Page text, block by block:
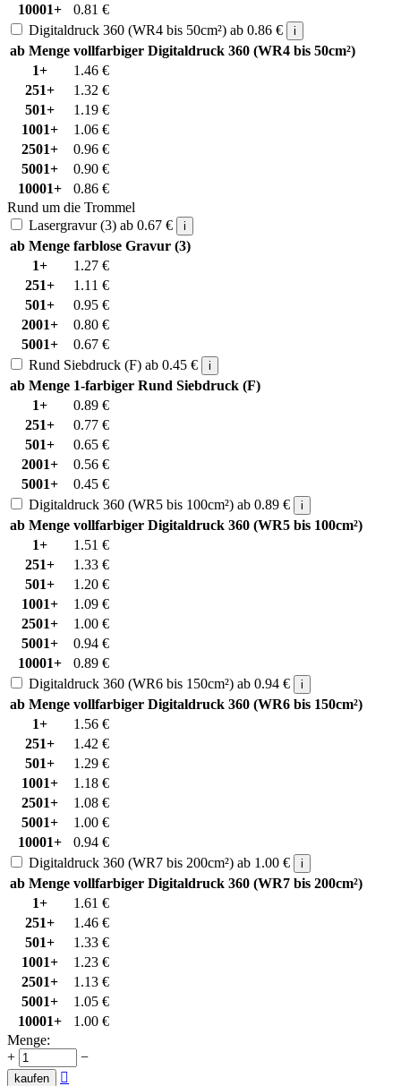
10001+
0.81 €
Digitaldruck 360 (WR4 bis 50cm²) ab 0.86 € i
ab Menge vollfarbiger Digitaldruck 360 (WR4 bis 50cm²)
1+
1.46 €
251+
1.32 €
501+
1.19 €
1001+
1.06 €
2501+
0.96 €
5001+
0.90 €
10001+
0.86 €
Rund um die Trommel
Lasergravur (3) ab 0.67 € i
ab Menge farblose Gravur (3)
1+
1.27 €
251+
1.11 €
501+
0.95 €
2001+
0.80 €
5001+
0.67 €
Rund Siebdruck (F) ab 0.45 € i
ab Menge 1-farbiger Rund Siebdruck (F)
1+
0.89 €
251+
0.77 €
501+
0.65 €
2001+
0.56 €
5001+
0.45 €
Digitaldruck 360 (WR5 bis 100cm²) ab 0.89 € i
ab Menge vollfarbiger Digitaldruck 360 (WR5 bis 100cm²)
1+
1.51 €
251+
1.33 €
501+
1.20 €
1001+
1.09 €
2501+
1.00 €
5001+
0.94 €
10001+
0.89 €
Digitaldruck 360 (WR6 bis 150cm²) ab 0.94 € i
ab Menge vollfarbiger Digitaldruck 360 (WR6 bis 150cm²)
1+
1.56 €
251+
1.42 €
501+
1.29 €
1001+
1.18 €
2501+
1.08 €
5001+
1.00 €
10001+
0.94 €
Digitaldruck 360 (WR7 bis 200cm²) ab 1.00 € i
ab Menge vollfarbiger Digitaldruck 360 (WR7 bis 200cm²)
1+
1.61 €
251+
1.46 €
501+
1.33 €
1001+
1.23 €
2501+
1.13 €
5001+
1.05 €
10001+
1.00 €
Menge:
+
−
kaufen
